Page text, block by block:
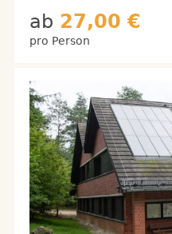
ab 27,00 €
pro Person